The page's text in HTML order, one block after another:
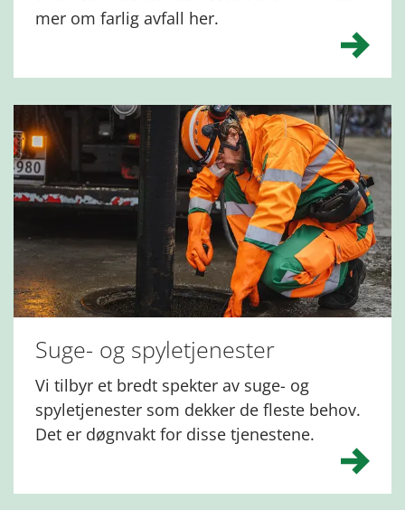
mer om farlig avfall her.
Suge- og spyletjenester
Vi tilbyr et bredt spekter av suge- og
spyletjenester som dekker de fleste behov.
Det er døgnvakt for disse tjenestene.